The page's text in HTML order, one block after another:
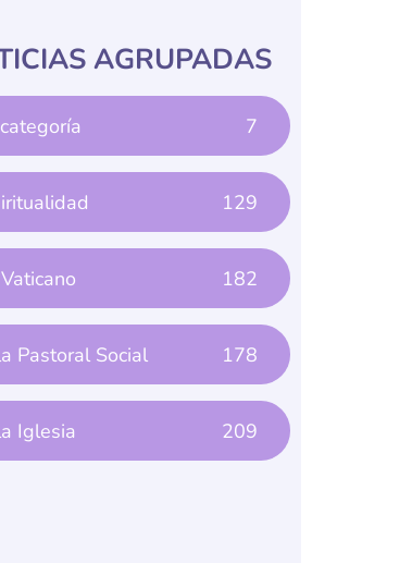
AGRUPADAS
7
129
182
Pastoral Social 178
Iglesia 209